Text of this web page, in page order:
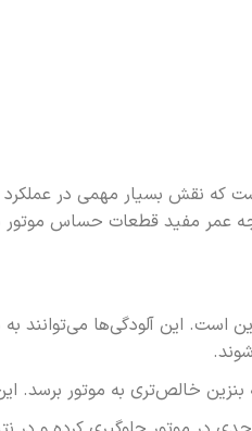
که نقش بسیار مهمی در
عمر مفید قطعات حساس موتور
است. این آلودگی‌ها
خالص‌تری به موتور